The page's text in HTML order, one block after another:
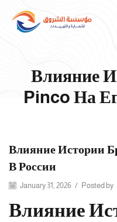
Влияние
Pinco На
Влияние Истории
В России
January 31, 2026 / Posted by
Влияние